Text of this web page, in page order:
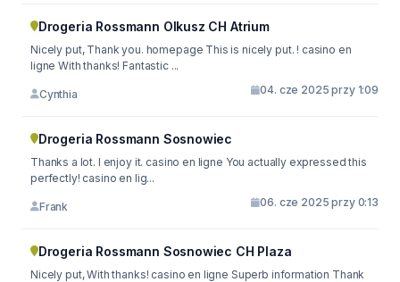
Drogeria Rossmann Olkusz CH Atrium
Nicely put, Thank you. homepage This is nicely put. ! casino en
ligne With thanks! Fantastic ...
Cynthia 04. cze 2025 przy 1:09
Drogeria Rossmann Sosnowiec
Thanks a lot. I enjoy it. casino en ligne You actually expressed this
perfectly! casino en lig...
Frank 06. cze 2025 przy 0:13
Drogeria Rossmann Sosnowiec CH Plaza
Nicely put, With thanks! casino en ligne Superb information Thank